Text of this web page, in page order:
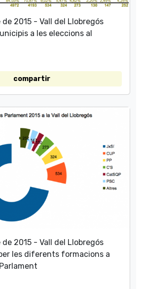
2015 - Vall del Llobregós
a les eleccions al
compartir
2015 - Vall del Llobregós
les diferents formacions a